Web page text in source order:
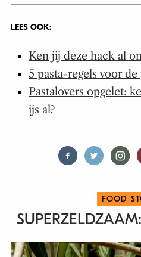
Ken jij deze hack al
5 pasta-regels voor
Pastalovers opgelet:
FOOD